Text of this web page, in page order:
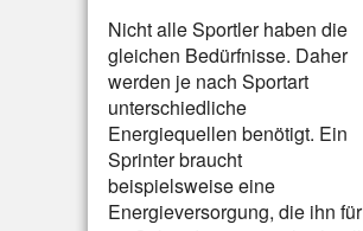
Nicht alle Sportler haben die
gleichen Bedürfnisse. Daher
werden je nach Sportart
unterschiedliche
Energiequellen benötigt. Ein
Sprinter braucht
beispielsweise eine
Energieversorgung, die ihn für